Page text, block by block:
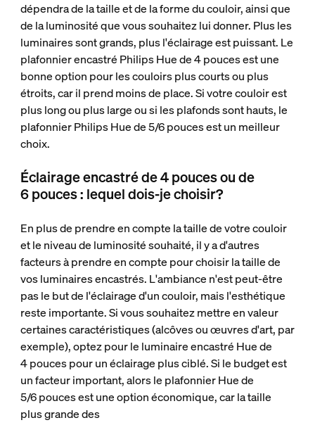
dépendra de la taille et de la forme du couloir, ainsi que
de la luminosité que vous souhaitez lui donner. Plus les
luminaires sont grands, plus l'éclairage est puissant. Le
plafonnier encastré Philips Hue de 4 pouces est une
bonne option pour les couloirs plus courts ou plus
étroits, car il prend moins de place. Si votre couloir est
plus long ou plus large ou si les plafonds sont hauts, le
plafonnier Philips Hue de 5/6 pouces est un meilleur
choix.
Éclairage encastré de 4 pouces ou de
6 pouces : lequel dois-je choisir?
En plus de prendre en compte la taille de votre couloir
et le niveau de luminosité souhaité, il y a d'autres
facteurs à prendre en compte pour choisir la taille de
vos luminaires encastrés. L'ambiance n'est peut-être
pas le but de l'éclairage d'un couloir, mais l'esthétique
reste importante. Si vous souhaitez mettre en valeur
certaines caractéristiques (alcôves ou œuvres d'art, par
exemple), optez pour le luminaire encastré Hue de
4 pouces pour un éclairage plus ciblé. Si le budget est
un facteur important, alors le plafonnier Hue de
5/6 pouces est une option économique, car la taille
plus grande des